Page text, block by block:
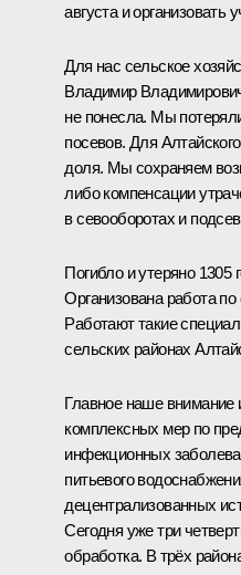
августа и
Для нас сельское
Владимир
не понесла. Мы
посевов. Для
доля. Мы сохраняем
либо компенсации
в севооборотах и
Погибло и утеряно
Организована работа
Работают такие
сельских районах
Главное наше внимание
комплексных мер по
инфекционных
питьевого
децентрализованных
Сегодня уже три
обработка. В трёх